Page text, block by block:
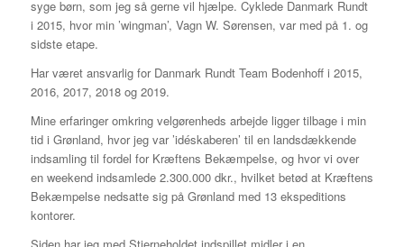
syge børn, som jeg så gerne vil hjælpe. Cyklede Danmark Rundt
i 2015, hvor min ’wingman’, Vagn W. Sørensen, var med på 1. og
sidste etape.
Har været ansvarlig for Danmark Rundt Team Bodenhoff i 2015,
2016, 2017, 2018 og 2019.
Mine erfaringer omkring velgørenheds arbejde ligger tilbage i min
tid i Grønland, hvor jeg var ’idéskaberen’ til en landsdækkende
indsamling til fordel for Kræftens Bekæmpelse, og hvor vi over
en weekend indsamlede 2.300.000 dkr., hvilket betød at Kræftens
Bekæmpelse nedsatte sig på Grønland med 13 ekspeditions
kontorer.